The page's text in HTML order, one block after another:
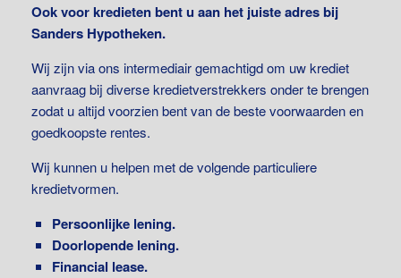
Ook voor kredieten bent u aan het juiste adres bij
Sanders Hypotheken.
Wij zijn via ons intermediair gemachtigd om uw krediet
aanvraag bij diverse kredietverstrekkers onder te brengen
zodat u altijd voorzien bent van de beste voorwaarden en
goedkoopste rentes.
Wij kunnen u helpen met de volgende particuliere
kredietvormen.
Persoonlijke lening.
Doorlopende lening.
Financial lease.